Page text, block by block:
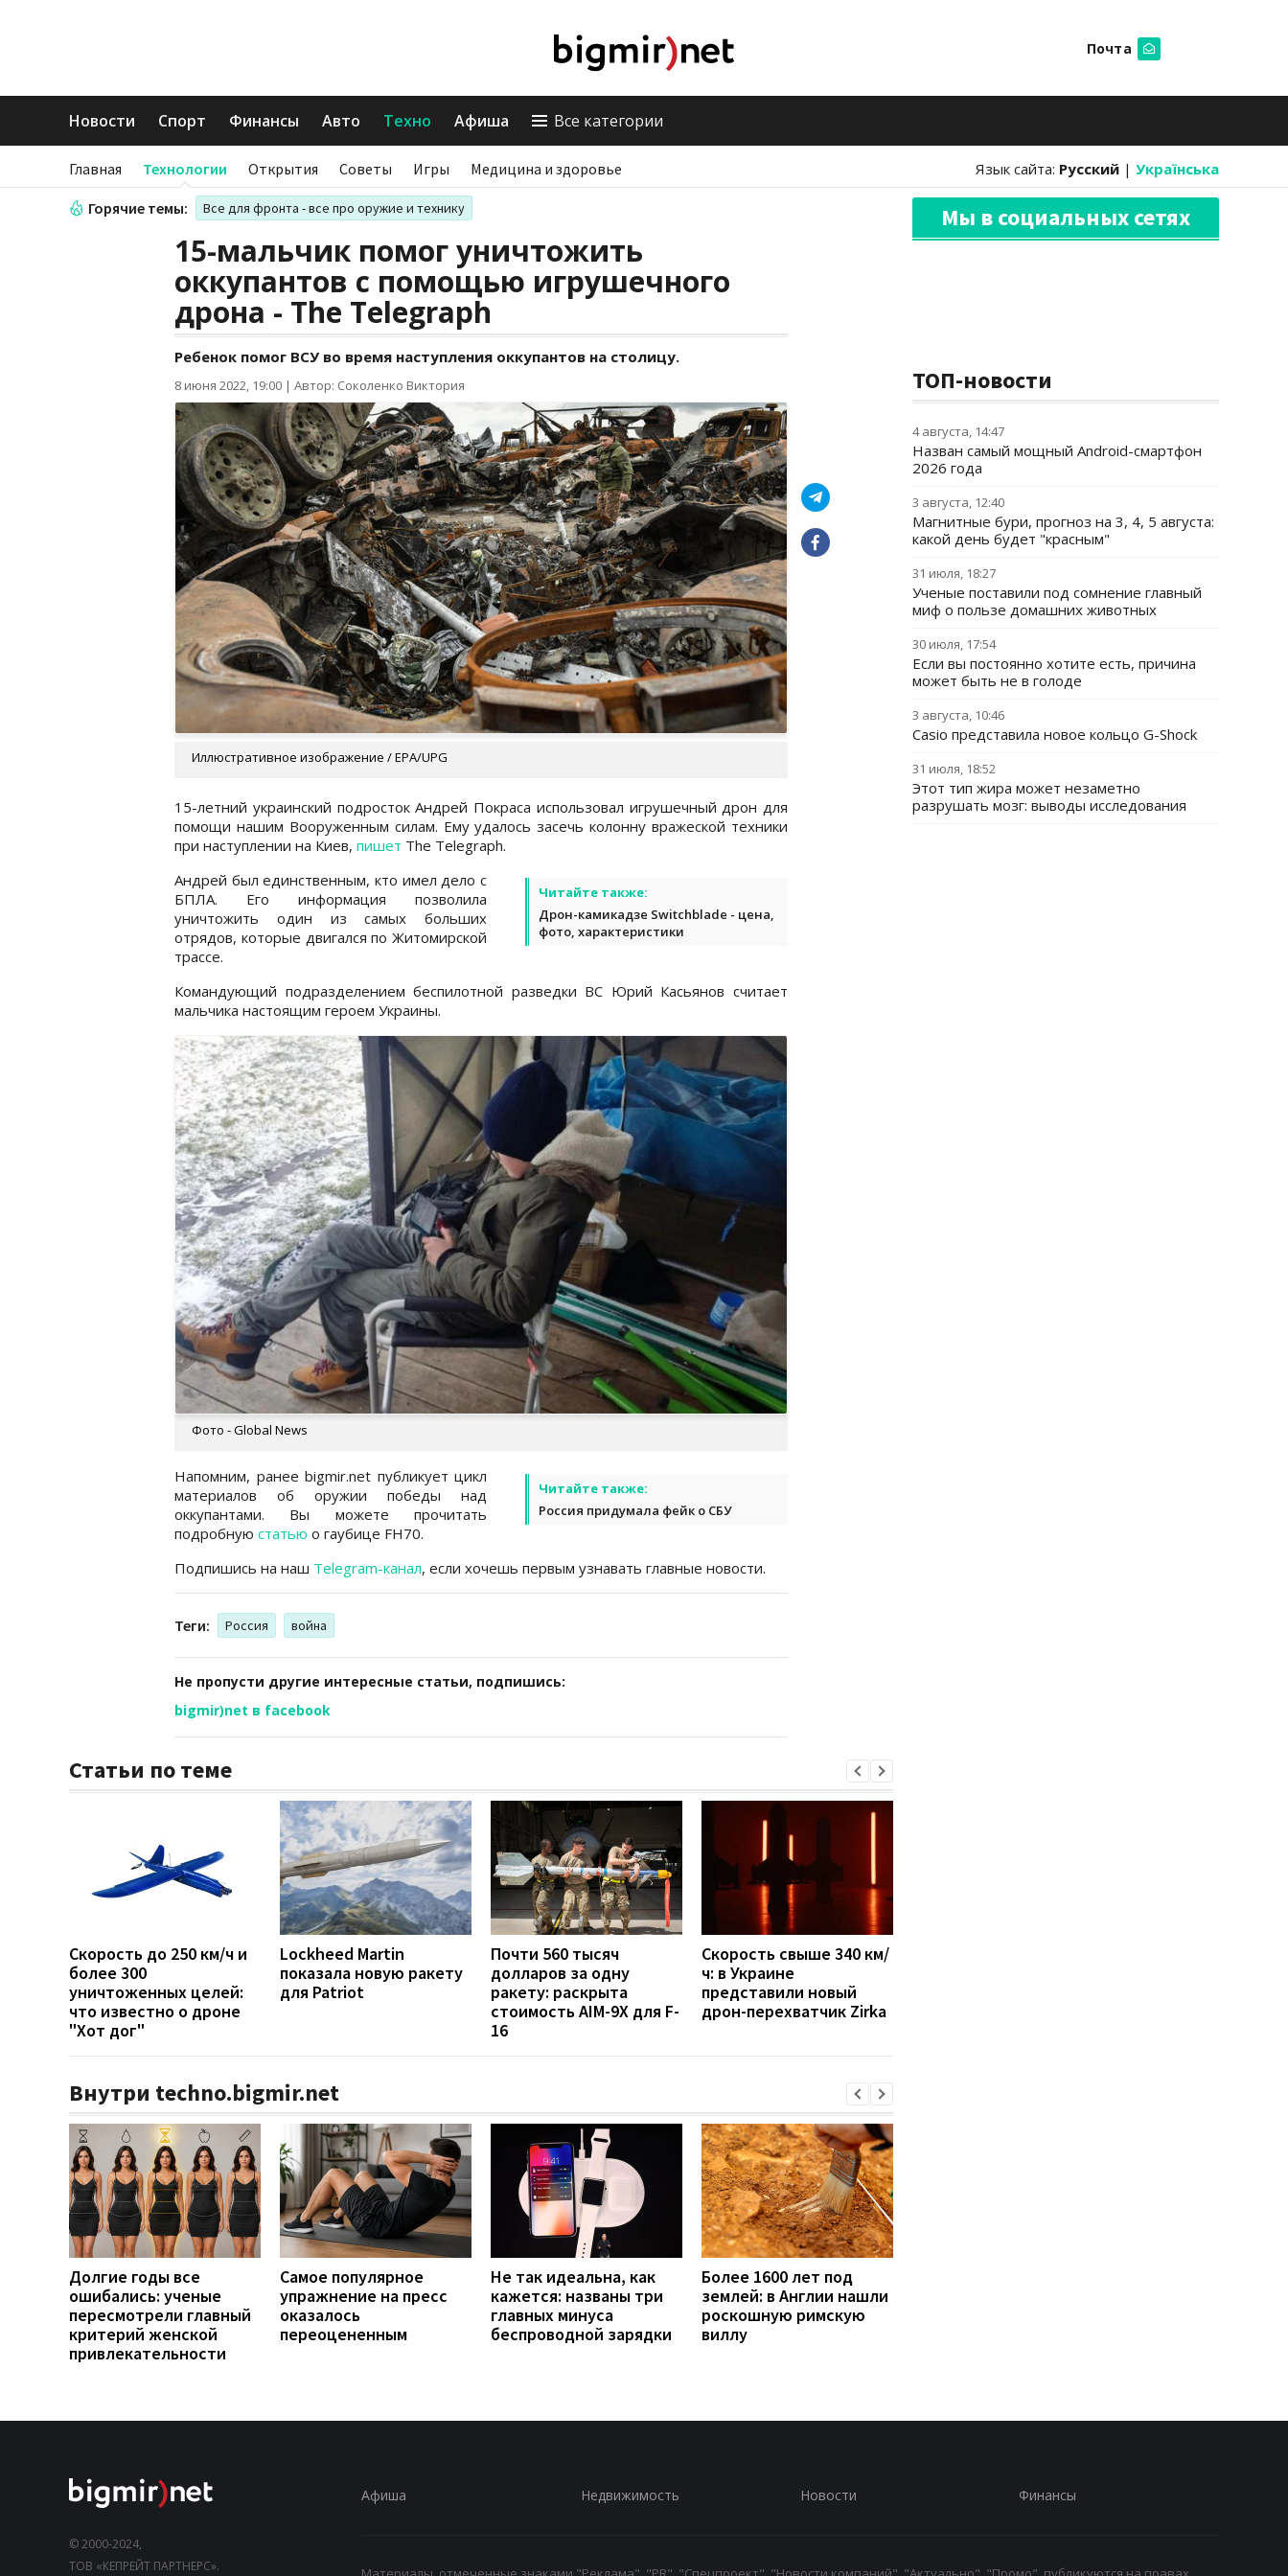
Почта
Новости Спорт Финансы Авто Техно Афиша Все категории
Главная Технологии Открытия Советы Игры Медицина и здоровье Язык сайта: Русский | Українська
Горячие темы: Все для фронта - все про оружие и технику
15-мальчик помог уничтожить
оккупантов с помощью игрушечного
дрона - The Telegraph
Ребенок помог ВСУ во время наступления оккупантов на столицу.
8 июня 2022, 19:00 | Автор: Соколенко Виктория
Иллюстративное изображение / EPA/UPG
15-летний украинский подросток Андрей Покраса использовал игрушечный дрон для
помощи нашим Вооруженным силам. Ему удалось засечь колонну вражеской техники
при наступлении на Киев, пишет The Telegraph.
Читайте также:
Дрон-камикадзе Switchblade - цена,
фото, характеристики
Андрей был единственным, кто имел дело с
БПЛА. Его информация позволила
уничтожить один из самых больших
отрядов, которые двигался по Житомирской
трассе.
Командующий подразделением беспилотной разведки ВС Юрий Касьянов считает
мальчика настоящим героем Украины.
Фото - Global News
Читайте также:
Россия придумала фейк о СБУ
Напомним, ранее bigmir.net публикует цикл
материалов об оружии победы над
оккупантами. Вы можете прочитать
подробную статью о гаубице FH70.
Подпишись на наш Telegram-канал, если хочешь первым узнавать главные новости.
Теги: Россия война
Не пропусти другие интересные статьи, подпишись:
bigmir)net в facebook
Статьи по теме
Скорость до 250 км/ч и
более 300
уничтоженных целей:
что известно о дроне
"Хот дог"
Lockheed Martin
показала новую ракету
для Patriot
Почти 560 тысяч
долларов за одну
ракету: раскрыта
стоимость AIM-9X для F-
16
Скорость свыше 340 км/
ч: в Украине
представили новый
дрон-перехватчик Zirka
Внутри techno.bigmir.net
Долгие годы все
ошибались: ученые
пересмотрели главный
критерий женской
привлекательности
Самое популярное
упражнение на пресс
оказалось
переоцененным
Не так идеальна, как
кажется: названы три
главных минуса
беспроводной зарядки
Более 1600 лет под
землей: в Англии нашли
роскошную римскую
виллу
Мы в социальных сетях
ТОП-новости
4 августа, 14:47
Назван самый мощный Android-смартфон
2026 года
3 августа, 12:40
Магнитные бури, прогноз на 3, 4, 5 августа:
какой день будет "красным"
31 июля, 18:27
Ученые поставили под сомнение главный
миф о пользе домашних животных
30 июля, 17:54
Если вы постоянно хотите есть, причина
может быть не в голоде
3 августа, 10:46
Casio представила новое кольцо G-Shock
31 июля, 18:52
Этот тип жира может незаметно
разрушать мозг: выводы исследования
© 2000-2024,
ТОВ «КЕПРЕЙТ ПАРТНЕРС».
Афиша Недвижимость Новости Финансы